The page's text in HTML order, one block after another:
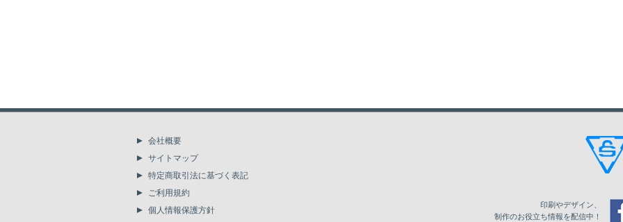
6,000 30,163 31,395 33,070
35,220
37,353
39,518 41,636
会社概要
サイトマップ
特定商取引法に基づく表記
ご利用規約
個人情報保護方針
印刷やデザイン、
制作のお役立ち情報を配信中！